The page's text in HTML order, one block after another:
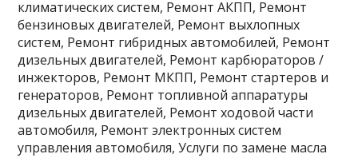
климатических систем, Ремонт АКПП, Ремонт
бензиновых двигателей, Ремонт выхлопных
систем, Ремонт гибридных автомобилей, Ремонт
дизельных двигателей, Ремонт карбюраторов /
инжекторов, Ремонт МКПП, Ремонт стартеров и
генераторов, Ремонт топливной аппаратуры
дизельных двигателей, Ремонт ходовой части
автомобиля, Ремонт электронных систем
управления автомобиля, Услуги по замене масла